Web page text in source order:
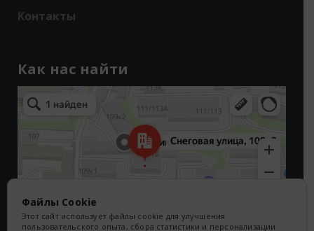
Контакты
Как нас найти
Снеговая улица, 109к3 — Яндекс Карты
Файлы Cookie
Этот сайт использует файлы cookie для улучшения
пользовательского опыта, сбора статистики и персонализации